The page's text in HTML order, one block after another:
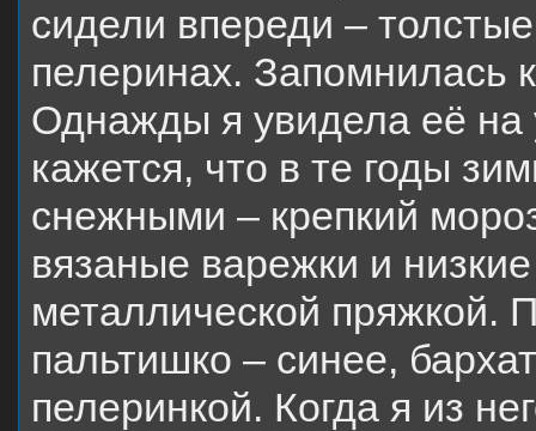
сидели впереди –
пелеринах. Запомнилась
Однажды я увидела её на
кажется, что в те годы
снежными – крепкий
вязаные варежки и
металлической пряжкой.
пальтишко – синее,
пелеринкой. Когда я из